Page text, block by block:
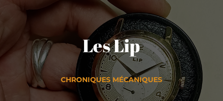
Les Lip
CHRONIQUES MÉCANIQUES